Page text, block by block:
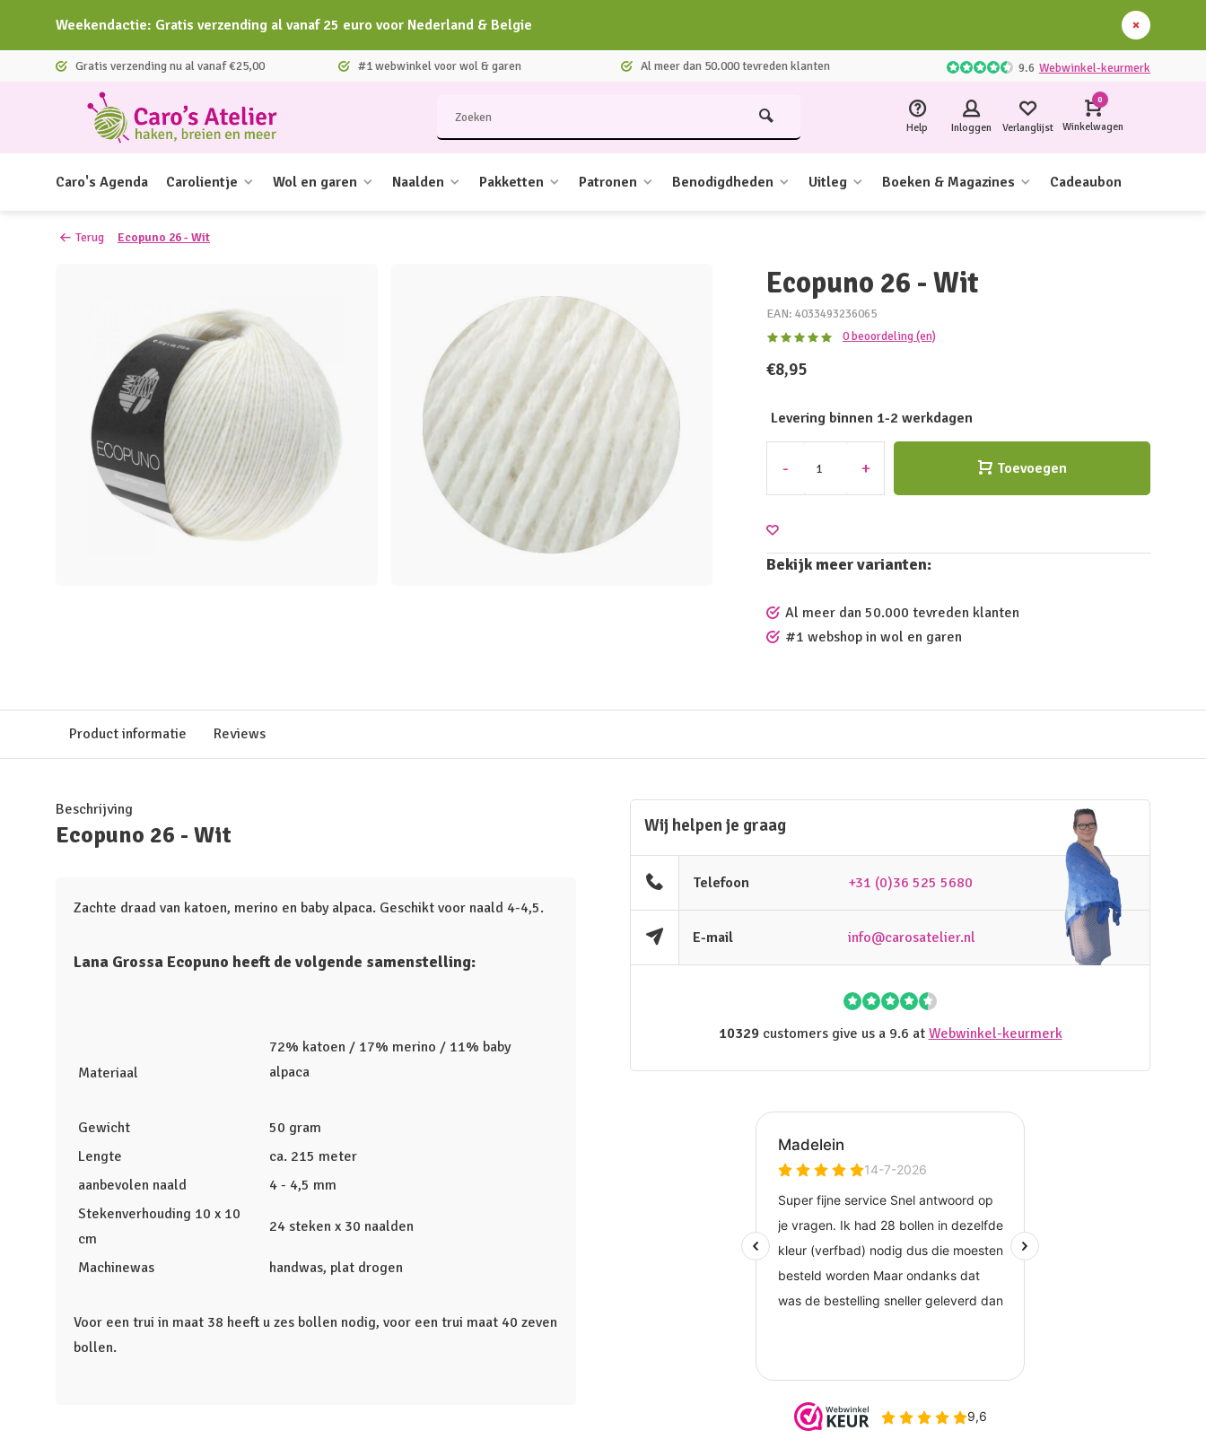
Weekendactie: Gratis verzending al vanaf 25 euro voor Nederland & Belgie
Gratis verzending nu al vanaf €25,00 #1 webwinkel voor wol & garen Al meer dan 50.000 tevreden klanten 9.6 Webwinkel-keurmerk
Help Inloggen Verlanglijst
0
Winkelwagen
Caro's Agenda Carolientje Wol en garen Naalden Pakketten Patronen Benodigdheden Uitleg Boeken & Magazines Cadeaubon
Terug Ecopuno 26 - Wit
Ecopuno 26 - Wit
EAN: 4033493236065
0 beoordeling (en)
€8,95
Levering binnen 1-2 werkdagen
- + Toevoegen
Bekijk meer varianten:
Al meer dan 50.000 tevreden klanten
#1 webshop in wol en garen
Product informatie Reviews
Beschrijving
Ecopuno 26 - Wit
Zachte draad van katoen, merino en baby alpaca. Geschikt voor naald 4-4,5.
Lana Grossa Ecopuno heeft de volgende samenstelling:
Materiaal
72% katoen / 17% merino / 11% baby
alpaca
Gewicht
50 gram
Lengte
ca. 215 meter
aanbevolen naald
4 - 4,5 mm
Stekenverhouding 10 x 10
cm
24 steken x 30 naalden
Machinewas handwas, plat drogen
Voor een trui in maat 38 heeft u zes bollen nodig, voor een trui maat 40 zeven
bollen.
Wij helpen je graag
Telefoon +31 (0)36 525 5680
E-mail info@carosatelier.nl
10329customers give us a 9.6 at Webwinkel-keurmerk